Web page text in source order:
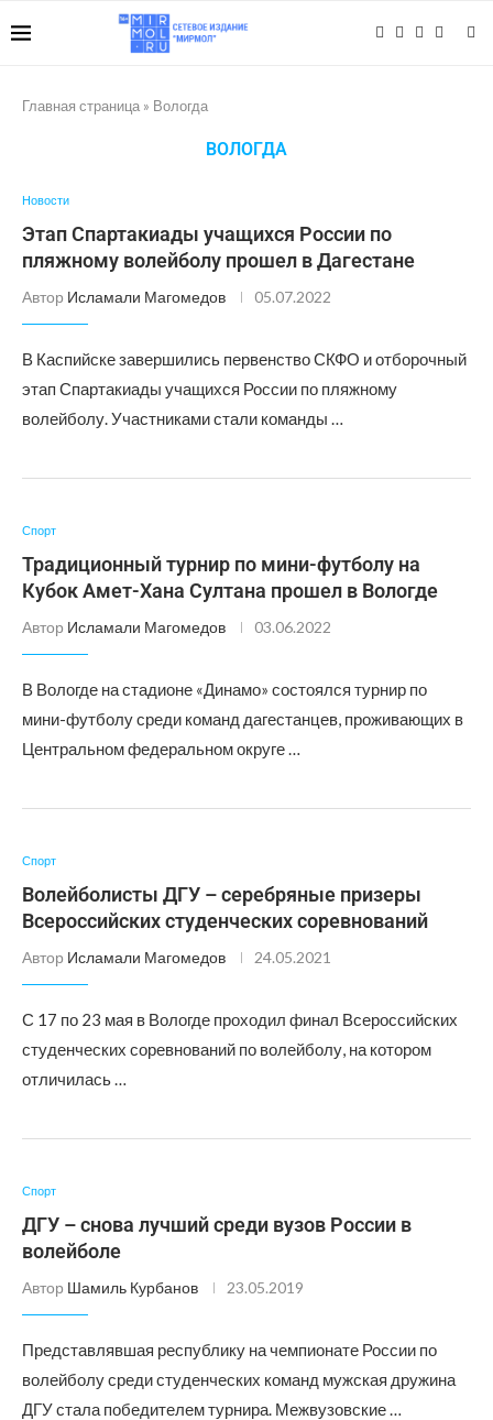
Главная страница » Вологда
ВОЛОГДА
Новости
Этап Спартакиады учащихся России по
пляжному волейболу прошел в Дагестане
Автор Исламали Магомедов 05.07.2022
В Каспийске завершились первенство СКФО и отборочный
этап Спартакиады учащихся России по пляжному
волейболу. Участниками стали команды …
Спорт
Традиционный турнир по мини-футболу на
Кубок Амет-Хана Султана прошел в Вологде
Автор Исламали Магомедов 03.06.2022
В Вологде на стадионе «Динамо» состоялся турнир по
мини-футболу среди команд дагестанцев, проживающих в
Центральном федеральном округе …
Спорт
Волейболисты ДГУ – серебряные призеры
Всероссийских студенческих соревнований
Автор Исламали Магомедов 24.05.2021
С 17 по 23 мая в Вологде проходил финал Всероссийских
студенческих соревнований по волейболу, на котором
отличилась …
Спорт
ДГУ – снова лучший среди вузов России в
волейболе
Автор Шамиль Курбанов 23.05.2019
Представлявшая республику на чемпионате России по
волейболу среди студенческих команд мужская дружина
ДГУ стала победителем турнира. Межвузовские …